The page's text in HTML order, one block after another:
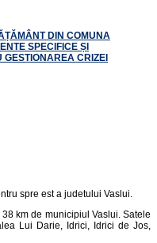
DIN COMUNA
SPECIFICE ȘI
GESTIONAREA CRIZEI
spre est a judetului Vaslui.
km de municipiul Vaslui. Satele
Lui Darie, Idrici, Idrici de Jos,